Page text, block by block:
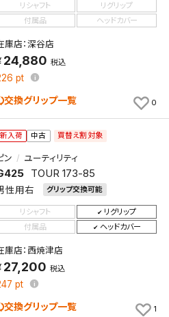
リシャフト
リグリップ
付属品
ヘッドカバー
庫店：深谷店
24,880 税込
pt
交換グリップ一覧 0
新入荷 中古 買替え割対象
ン ユーティリティ
TOUR 173-85
性用右 グリップ交換可能
リシャフト
リグリップ
付属品
ヘッドカバー
庫店：西焼津店
27,200 税込
pt
交換グリップ一覧 1
件を保存
ジ内「保存検索条件一覧」に
指定することなく簡単に開